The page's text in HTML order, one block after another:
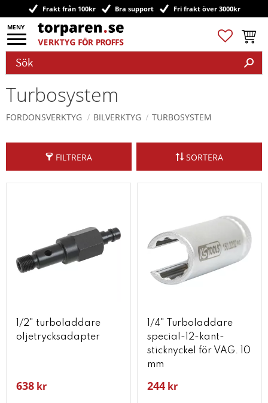
Meny
Frakt från 100kr Bra support Fri frakt över 3000kr
Favoriter
Turbosystem
FORDONSVERKTYG BILVERKTYG TURBOSYSTEM
FILTRERA SORTERA
1/2" turboladdare
oljetrycksadapter
638 kr
1/4" Turboladdare
special-12-kant-
sticknyckel för VAG. 10
mm
244 kr